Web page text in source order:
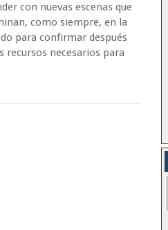
con nuevas escenas que
como siempre, en la
para confirmar después
recursos necesarios para